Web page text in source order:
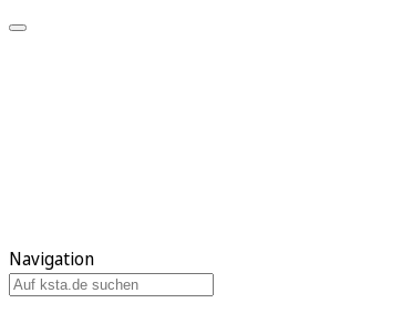
Navigation